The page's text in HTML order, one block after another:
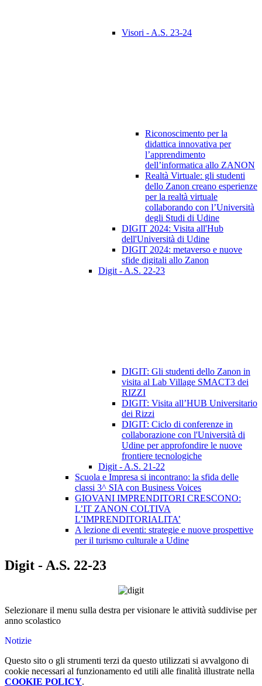
Visori - A.S. 23-24
Riconoscimento per la
didattica innovativa per
l’apprendimento
dell’informatica allo ZANON
Realtà Virtuale: gli studenti
dello Zanon creano esperienze
per la realtà virtuale
collaborando con l’Università
degli Studi di Udine
DIGIT 2024: Visita all'Hub
dell'Università di Udine
DIGIT 2024: metaverso e nuove
sfide digitali allo Zanon
Digit - A.S. 22-23
DIGIT: Gli studenti dello Zanon in
visita al Lab Village SMACT3 dei
RIZZI
DIGIT: Visita all’HUB Universitario
dei Rizzi
DIGIT: Ciclo di conferenze in
collaborazione con l'Università di
Udine per approfondire le nuove
frontiere tecnologiche
Digit - A.S. 21-22
Scuola e Impresa si incontrano: la sfida delle
classi 3^ SIA con Business Voices
GIOVANI IMPRENDITORI CRESCONO:
L’IT ZANON COLTIVA
L’IMPRENDITORIALITA’
A lezione di eventi: strategie e nuove prospettive
per il turismo culturale a Udine
Digit - A.S. 22-23
Selezionare il menu sulla destra per visionare le attività suddivise per
anno scolastico
Notizie
Questo sito o gli strumenti terzi da questo utilizzati si avvalgono di
cookie necessari al funzionamento ed utili alle finalità illustrate nella
COOKIE POLICY.